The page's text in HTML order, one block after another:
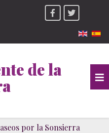
de la
por la Sonsierra